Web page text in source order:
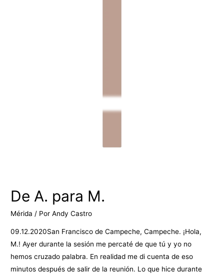
De A. para M.
Mérida / PorAndy Castro
09.12.2020San Francisco de Campeche, Campeche. ¡Hola,
M.! Ayer durante la sesión me percaté de que tú y yo no
hemos cruzado palabra. En realidad me di cuenta de eso
minutos después de salir de la reunión. Lo que hice durante